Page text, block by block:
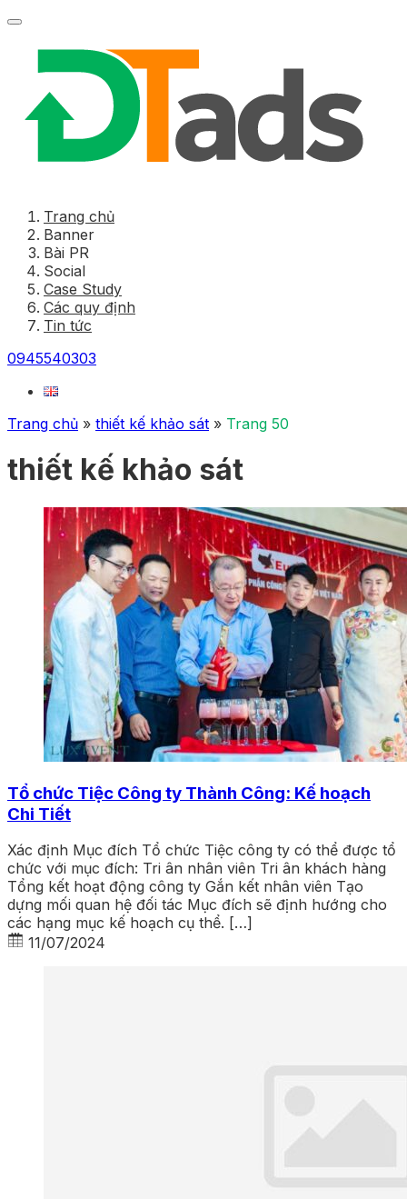
Trang chủ
Banner
Bài PR
Social
Case Study
Các quy định
Tin tức
0945540303
Trang chủ » thiết kế khảo sát » Trang 50
thiết kế khảo sát
Tổ chức Tiệc Công ty Thành Công: Kế hoạch
Chi Tiết
Xác định Mục đích Tổ chức Tiệc công ty có thể được tổ
chức với mục đích: Tri ân nhân viên Tri ân khách hàng
Tổng kết hoạt động công ty Gắn kết nhân viên Tạo
dựng mối quan hệ đối tác Mục đích sẽ định hướng cho
các hạng mục kế hoạch cụ thể. […]
11/07/2024